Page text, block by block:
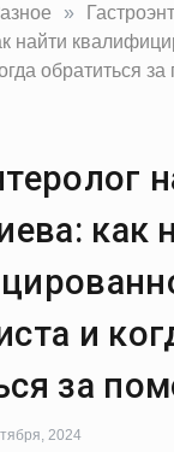
»
найти
обратиться
как
и
за
2024